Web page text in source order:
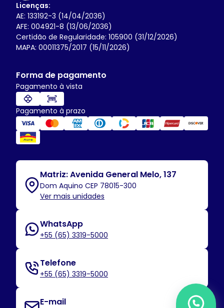
Licenças:
AE: 133192-3 (14/04/2036)
AFE: 004921-8 (13/06/2036)
Certidão de Regularidade: 105900 (31/12/2026)
MAPA: 00011375/2017 (15/11/2026)
Forma de pagamento
Pagamento à vista
Pagamento à prazo
Matriz: Avenida General Melo, 137
Dom Aquino CEP 78015-300
Ver mais unidades
WhatsApp
+55 (65) 3319-5000
Telefone
+55 (65) 3319-5000
E-mail